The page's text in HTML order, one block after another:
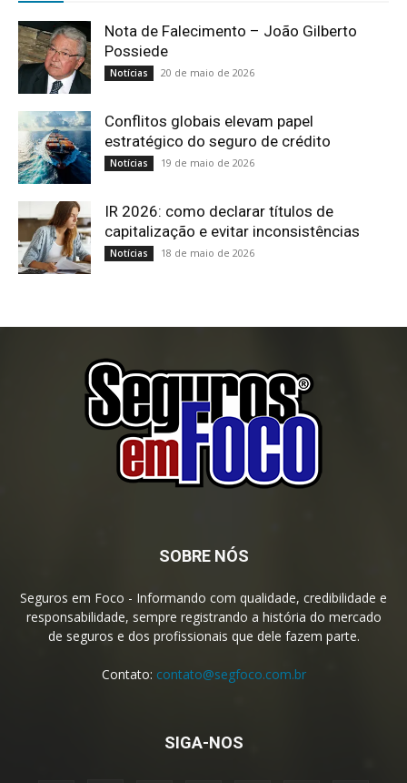
Nota de Falecimento – João Gilberto
Possiede
Notícias 20 de maio de 2026
Conflitos globais elevam papel
estratégico do seguro de crédito
Notícias 19 de maio de 2026
IR 2026: como declarar títulos de
capitalização e evitar inconsistências
Notícias 18 de maio de 2026
SOBRE NÓS
Seguros em Foco - Informando com qualidade, credibilidade e
responsabilidade, sempre registrando a história do mercado
de seguros e dos profissionais que dele fazem parte.
Contato: contato@segfoco.com.br
SIGA-NOS